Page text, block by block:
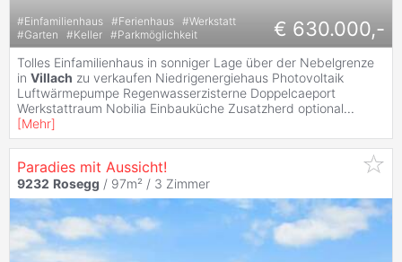
#Einfamilienhaus #Ferienhaus #Werkstatt
#Garten #Keller #Parkmöglichkeit € 630.000,-
Tolles Einfamilienhaus in sonniger Lage über der Nebelgrenze
in Villach zu verkaufen Niedrigenergiehaus Photovoltaik
Luftwärmepumpe Regenwasserzisterne Doppelcaeport
Werkstattraum Nobilia Einbauküche Zusatzherd optional...
[Mehr]
Paradies mit Aussicht!
9232 Rosegg / 97m² / 3 Zimmer